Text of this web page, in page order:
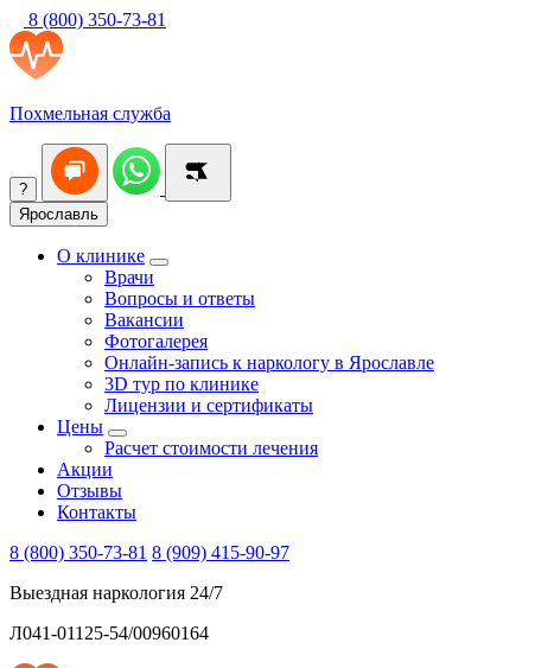
8 (800) 350-73-81
Похмельная служба
?
Ярославль
О клинике
Врачи
Вопросы и ответы
Вакансии
Фотогалерея
Онлайн-запись к наркологу в Ярославле
3D тур по клинике
Лицензии и сертификаты
Цены
Расчет стоимости лечения
Акции
Отзывы
Контакты
8 (800) 350-73-81 8 (909) 415-90-97
Выездная наркология 24/7
Л041-01125-54/00960164